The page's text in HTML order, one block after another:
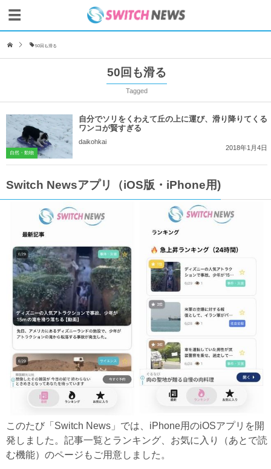
50回も滑る
50回も滑る
Tagged
自然・動物
自分でソリをくわえて丘の上に運び、滑り降りてくる
ワンコが賢すぎる
daikohkai
2018年1月4日
Switch Newsアプリ（iOS版・iPhone用)
このたび「Switch News」では、iPhone用のiOSアプリを開
発しました。記事一覧とランキング、お気に入り（あとで読
む機能）のページもご用意しました。